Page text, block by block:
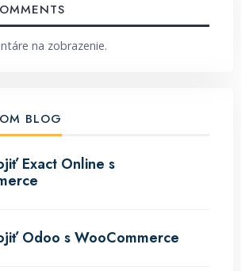
na zobrazenie.
BLOG
Exact Online s
Odoo s WooCommerce